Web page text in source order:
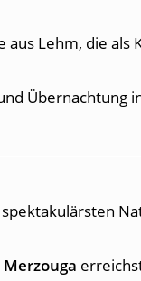
aus Lehm, die als
Übernachtung
Merzouga